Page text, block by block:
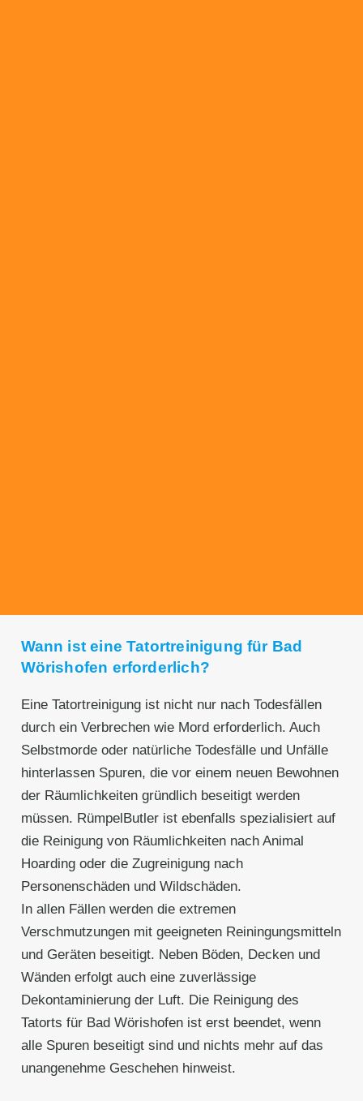
Wann ist eine Tatortreinigung für Bad
Wörishofen erforderlich?
Eine Tatortreinigung ist nicht nur nach Todesfällen
durch ein Verbrechen wie Mord erforderlich. Auch
Selbstmorde oder natürliche Todesfälle und Unfälle
hinterlassen Spuren, die vor einem neuen Bewohnen
der Räumlichkeiten gründlich beseitigt werden
müssen. RümpelButler ist ebenfalls spezialisiert auf
die Reinigung von Räumlichkeiten nach Animal
Hoarding oder die Zugreinigung nach
Personenschäden und Wildschäden.
In allen Fällen werden die extremen
Verschmutzungen mit geeigneten Reiningungsmitteln
und Geräten beseitigt. Neben Böden, Decken und
Wänden erfolgt auch eine zuverlässige
Dekontaminierung der Luft. Die Reinigung des
Tatorts für Bad Wörishofen ist erst beendet, wenn
alle Spuren beseitigt sind und nichts mehr auf das
unangenehme Geschehen hinweist.